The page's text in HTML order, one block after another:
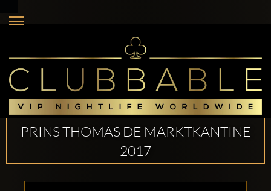
PRINS THOMAS DE MARKTKANTINE
2017